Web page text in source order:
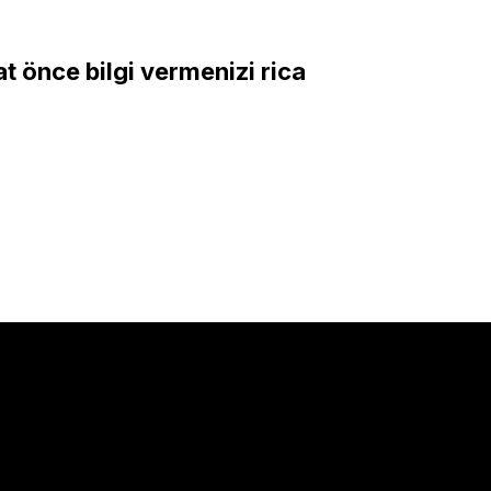
önce bilgi vermenizi rica